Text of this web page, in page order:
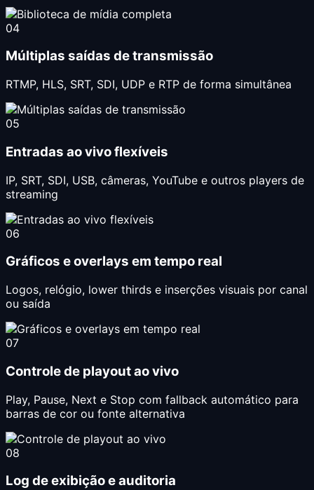
04
Múltiplas saídas de transmissão
RTMP, HLS, SRT, SDI, UDP e RTP de forma simultânea
05
Entradas ao vivo flexíveis
IP, SRT, SDI, USB, câmeras, YouTube e outros players de
streaming
06
Gráficos e overlays em tempo real
Logos, relógio, lower thirds e inserções visuais por canal
ou saída
07
Controle de playout ao vivo
Play, Pause, Next e Stop com fallback automático para
barras de cor ou fonte alternativa
08
Log de exibição e auditoria